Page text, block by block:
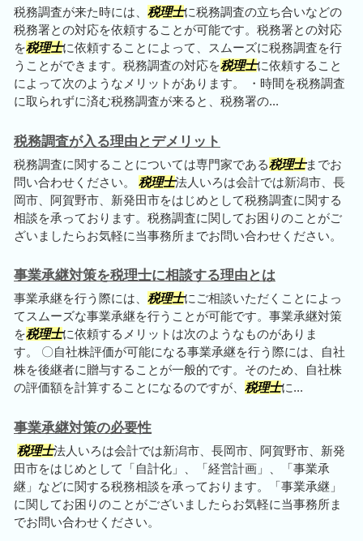
税務調査が来た時には、 税理士に税務調査の立ち合いなどの
税務署との対応を依頼することが可能です。税務署との対応
を税理士に依頼することによって、スムーズに税務調査を行
うことができます。税務調査の対応を税理士に依頼すること
によって次のようなメリットがあります。 ・時間を税務調査
に取られずに済む税務調査が来ると、税務署の...
税務調査が入る理由とデメリット
税務調査に関することについては専門家である税理士までお
問い合わせください。 税理士法人いろは会計では新潟市、長
岡市、阿賀野市、新発田市をはじめとして税務調査に関する
相談を承っております。税務調査に関してお困りのことがご
ざいましたらお気軽に当事務所までお問い合わせください。
事業承継対策を税理士に相談する理由とは
事業承継を行う際には、 税理士にご相談いただくことによっ
てスムーズな事業承継を行うことが可能です。事業承継対策
を税理士に依頼するメリットは次のようなものがありま
す。 〇自社株評価が可能になる事業承継を行う際には、自社
株を後継者に贈与することが一般的です。そのため、自社株
の評価額を計算することになるのですが、 税理士に...
事業承継対策の必要性
税理士法人いろは会計では新潟市、長岡市、阿賀野市、新発
田市をはじめとして「自計化」、「経営計画」、「事業承
継」などに関する税務相談を承っております。「事業承継」
に関してお困りのことがございましたらお気軽に当事務所ま
でお問い合わせください。